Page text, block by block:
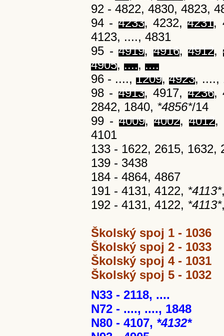
92 - 4822, 4830, 4823,
94 - 4233, 4232,4231,
4123, ...., 4831
95 -4919, 4916,4912,
4905, ...., ....
96 - ...., 1209, 4923, ....,
98 - 4913, 4917, 4236,
2842, 1840, *4856*/14
99 - 4009, 4002, 4012,
4101
133 - 1622, 2615, 1632,
139 - 3438
184 - 4864, 4867
191 - 4131, 4122, *4113*
192 - 4131, 4122, *4113*
Školský spoj 1 - 1036
Školský spoj 2 - 1033
Školský spoj 4 - 1031
Školský spoj 5 - 1032
N33 - 2118, ....
N72 - ...., ...., 1848
N80 - 4107, *4132*